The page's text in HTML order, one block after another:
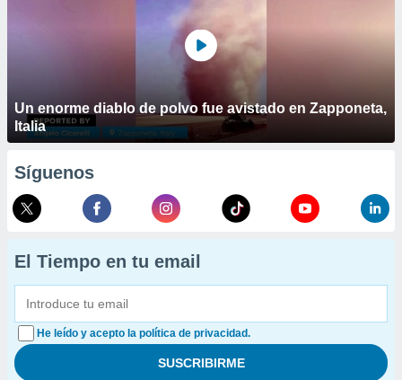
Un enorme diablo de polvo fue avistado en Zapponeta,
Italia
Síguenos
El Tiempo en tu email
He leído y acepto la política de privacidad.